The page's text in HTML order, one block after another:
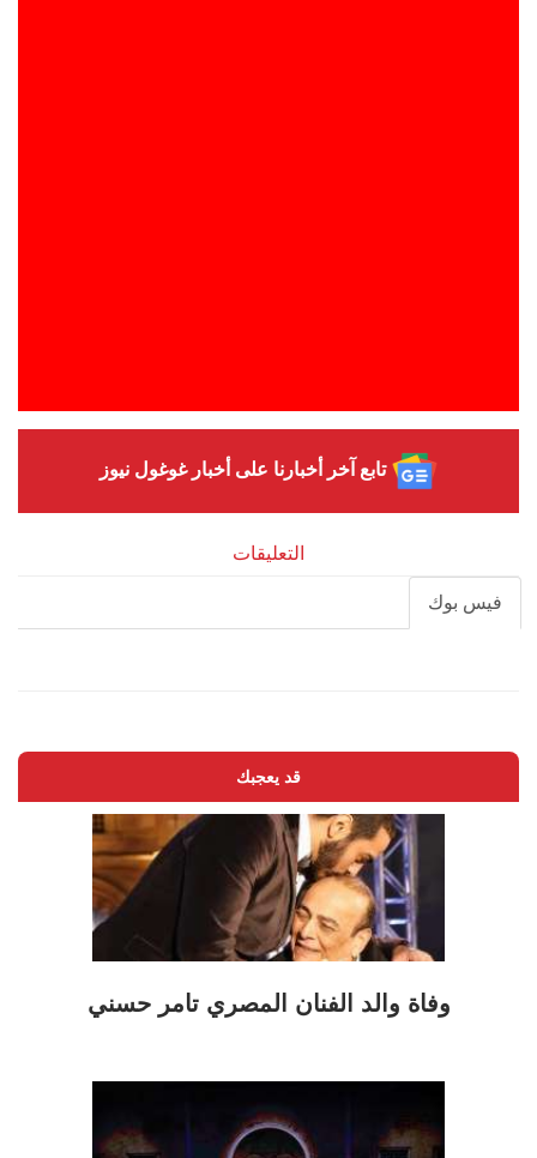
تابع آخر أخبارنا على أخبار غوغول نيوز
التعليقات
فيس بوك
قد يعجبك
وفاة والد الفنان المصري تامر حسني